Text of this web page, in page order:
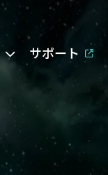
サポート